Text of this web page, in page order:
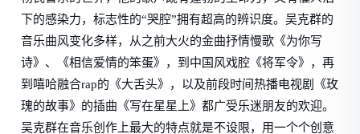
下的感染力，标志性的“哭腔”拥有超高的辨识度。吴克群的
音乐曲风变化多样，从之前大火的金曲抒情慢歌《为你写
诗》、《相信爱情的笨蛋》，到中国风戏腔《将军令》，再
到嘻哈融合rap的《大舌头》，以及前段时间热播电视剧《玫
瑰的故事》的插曲《写在星星上》都广受乐迷朋友的欢迎。
吴克群在音乐创作上最大的特点就是不设限，用一个个创意